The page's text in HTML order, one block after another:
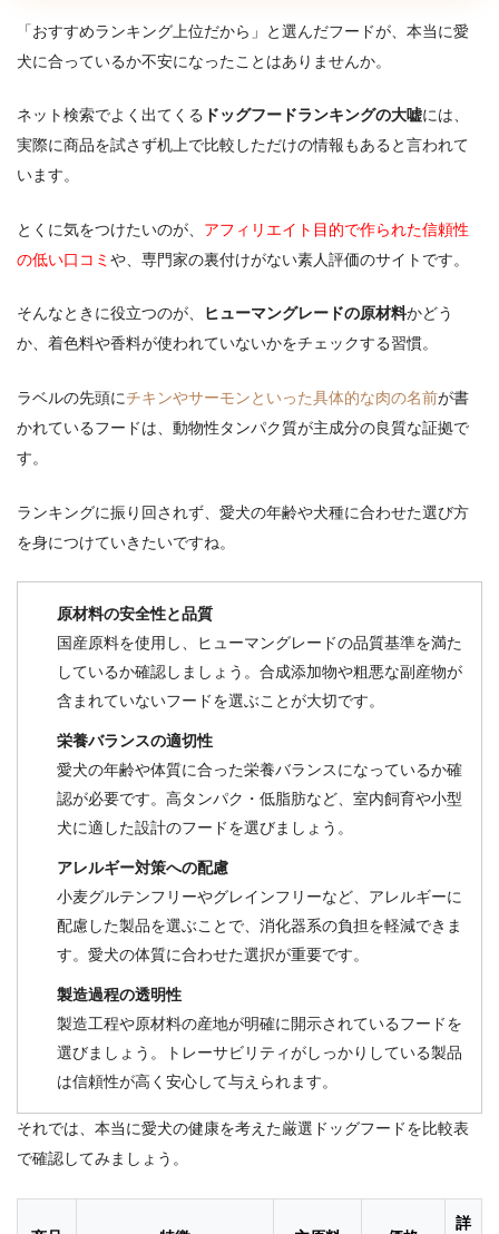
「おすすめランキング上位だから」と選んだフードが、本当に愛
犬に合っているか不安になったことはありませんか。
ネット検索でよく出てくる ドッグフードランキングの大嘘には、
実際に商品を試さず机上で比較しただけの情報もあると言われて
います。
とくに気をつけたいのが、 アフィリエイト目的で作られた信頼性
の低い口コミ や、専門家の裏付けがない素人評価のサイトです。
そんなときに役立つのが、 ヒューマングレードの原材料かどう
か、着色料や香料が使われていないかをチェックする習慣。
ラベルの先頭にチキンやサーモンといった具体的な肉の名前が書
かれているフードは、動物性タンパク質が主成分の良質な証拠で
す。
ランキングに振り回されず、愛犬の年齢や犬種に合わせた選び方
を身につけていきたいですね。
原材料の安全性と品質
国産原料を使用し、ヒューマングレードの品質基準を満た
しているか確認しましょう。合成添加物や粗悪な副産物が
含まれていないフードを選ぶことが大切です。
栄養バランスの適切性
愛犬の年齢や体質に合った栄養バランスになっているか確
認が必要です。高タンパク・低脂肪など、室内飼育や小型
犬に適した設計のフードを選びましょう。
アレルギー対策への配慮
小麦グルテンフリーやグレインフリーなど、アレルギーに
配慮した製品を選ぶことで、消化器系の負担を軽減できま
す。愛犬の体質に合わせた選択が重要です。
製造過程の透明性
製造工程や原材料の産地が明確に開示されているフードを
選びましょう。トレーサビリティがしっかりしている製品
は信頼性が高く安心して与えられます。
それでは、本当に愛犬の健康を考えた厳選ドッグフードを比較表
で確認してみましょう。
詳